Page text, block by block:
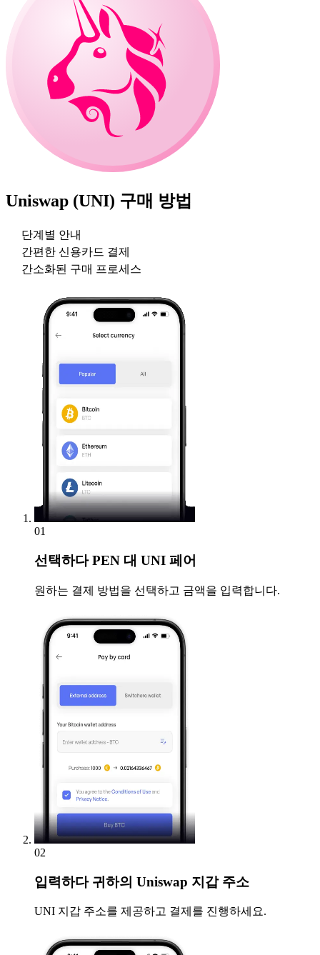
Uniswap (UNI) 구매 방법
단계별 안내
간편한 신용카드 결제
간소화된 구매 프로세스
01
선택하다PEN 대 UNI 페어
원하는 결제 방법을 선택하고 금액을 입력합니다.
02
입력하다귀하의 Uniswap 지갑 주소
UNI 지갑 주소를 제공하고 결제를 진행하세요.